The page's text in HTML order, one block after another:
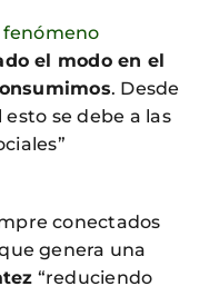
fenómeno
el modo en el
. Desde
se debe a las
conectados
genera una
“reduciendo